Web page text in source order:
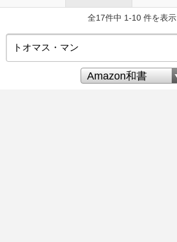
全17件中 1-10 件を表示